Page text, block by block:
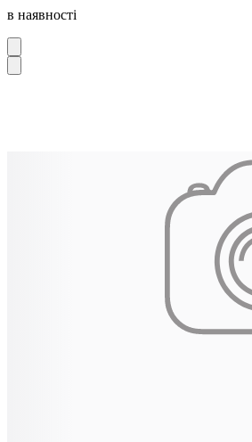
в наявності